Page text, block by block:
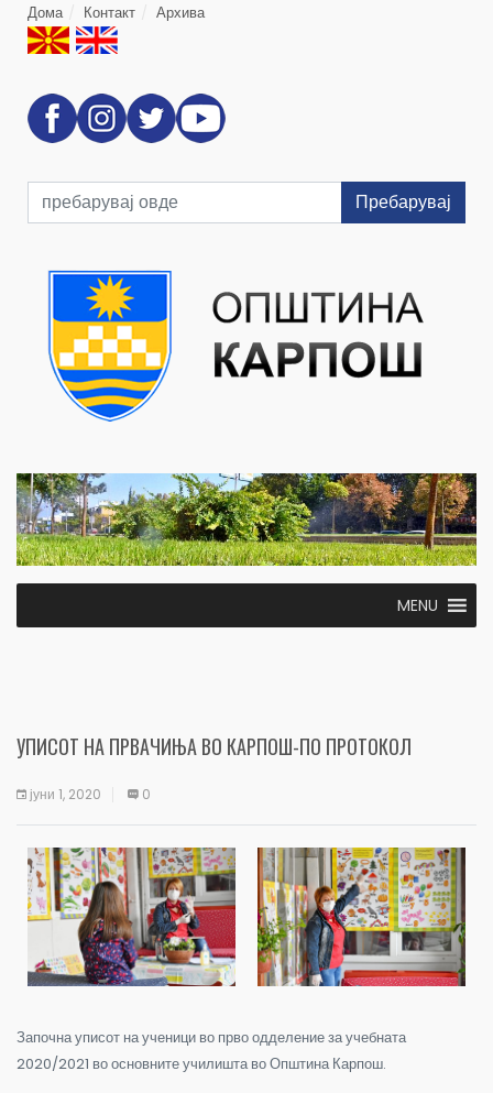
Дома Контакт Архива
Пребарувај
MENU
УПИСOT НА ПРВАЧИЊА ВО КАРПОШ-ПО ПРОТОКОЛ
јуни 1, 2020 0
Започна уписот на ученици во прво одделение за учебната
2020/2021 во основните училишта во Општина Карпош.